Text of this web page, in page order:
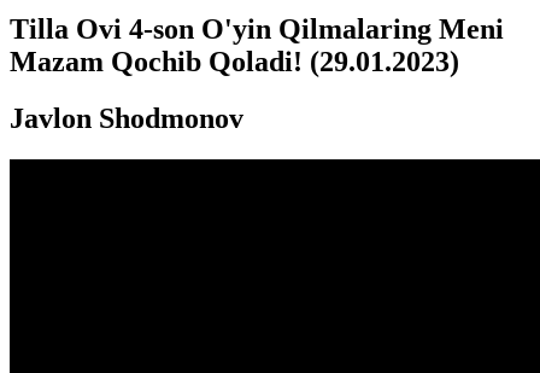
Tilla Ovi 4-son O'yin Qilmalaring Meni
Mazam Qochib Qoladi! (29.01.2023)
Javlon Shodmonov